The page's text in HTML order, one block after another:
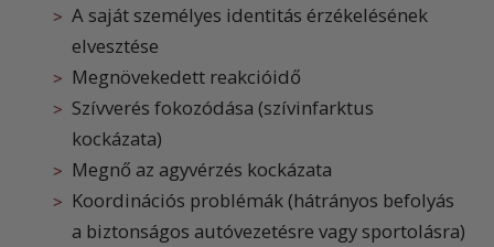
A saját személyes identitás érzékelésének
elvesztése
Megnövekedett reakcióidő
Szívverés fokozódása (szívinfarktus
kockázata)
Megnő az agyvérzés kockázata
Koordinációs problémák (hátrányos befolyás
a biztonságos autóvezetésre vagy sportolásra)